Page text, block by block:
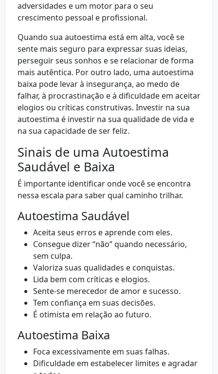
adversidades e um motor para o seu
crescimento pessoal e profissional.
Quando sua autoestima está em alta, você se
sente mais seguro para expressar suas ideias,
perseguir seus sonhos e se relacionar de forma
mais autêntica. Por outro lado, uma autoestima
baixa pode levar à insegurança, ao medo de
falhar, à procrastinação e à dificuldade em aceitar
elogios ou críticas construtivas. Investir na sua
autoestima é investir na sua qualidade de vida e
na sua capacidade de ser feliz.
Sinais de uma Autoestima
Saudável e Baixa
É importante identificar onde você se encontra
nessa escala para saber qual caminho trilhar.
Autoestima Saudável
Aceita seus erros e aprende com eles.
Consegue dizer “não” quando necessário,
sem culpa.
Valoriza suas qualidades e conquistas.
Lida bem com críticas e elogios.
Sente-se merecedor de amor e sucesso.
Tem confiança em suas decisões.
É otimista em relação ao futuro.
Autoestima Baixa
Foca excessivamente em suas falhas.
Dificuldade em estabelecer limites e agradar